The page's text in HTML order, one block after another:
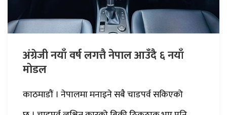
अंग्रेजी नयाँ वर्ष लगत्तै नेपाल आउँदै ६ नयाँ
मोडल
काठमाडौं । नेपालमा मनाइने सबै चाडपर्व सकिएको